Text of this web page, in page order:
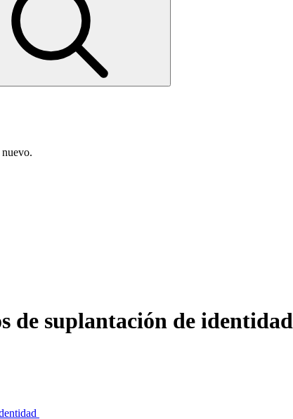
de suplantación de identidad